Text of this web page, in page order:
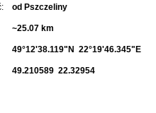
od Pszczeliny
~25.07 km
49°12'38.119"N 22°19'46.345"E
49.210589 22.32954